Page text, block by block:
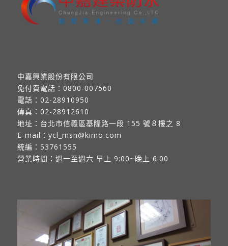
中嘉興業股份有限公司
免付費電話： 0800-007560
電話： 02-28910950
傳真： 02-28912610
地址： 台北市信義區基隆路一段 155 號８樓之 8
E-mail： ycl_msn@kimo.com
統編：53761555
營業時間：週一至週六 早上 9:00~晚上 6:00